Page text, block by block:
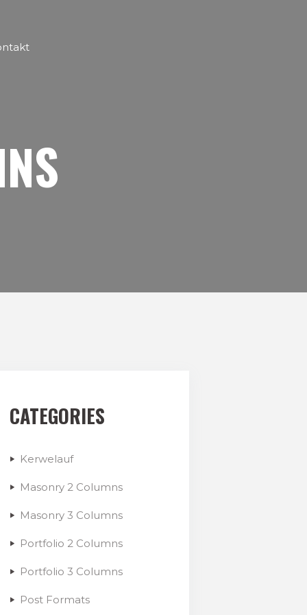
CATEGORIES
Kerwelauf
Masonry 2 Columns
Masonry 3 Columns
Portfolio 2 Columns
Portfolio 3 Columns
Post Formats